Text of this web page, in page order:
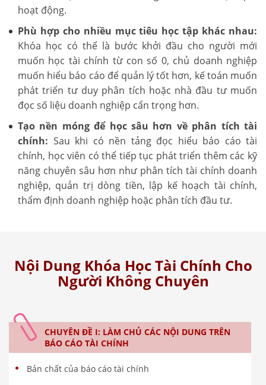
hoạt động.
Phù hợp cho nhiều mục tiêu học tập khác nhau:
Khóa học có thể là bước khởi đầu cho người mới
muốn học tài chính từ con số 0, chủ doanh nghiệp
muốn hiểu báo cáo để quản lý tốt hơn, kế toán muốn
phát triển tư duy phân tích hoặc nhà đầu tư muốn
đọc số liệu doanh nghiệp cẩn trọng hơn.
Tạo nền móng để học sâu hơn về phân tích tài
chính: Sau khi có nền tảng đọc hiểu báo cáo tài
chính, học viên có thể tiếp tục phát triển thêm các kỹ
năng chuyên sâu hơn như phân tích tài chính doanh
nghiệp, quản trị dòng tiền, lập kế hoạch tài chính,
thẩm định doanh nghiệp hoặc phân tích đầu tư.
Nội Dung Khóa Học Tài Chính Cho
Người Không Chuyên
CHUYÊN ĐỀ I: LÀM CHỦ CÁC NỘI DUNG TRÊN
BÁO CÁO TÀI CHÍNH
Bản chất của báo cáo tài chính